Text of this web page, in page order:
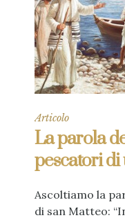
Articolo
La parola
pescatori
Ascoltiamo la
di san Matteo: